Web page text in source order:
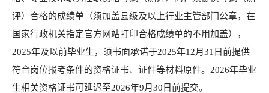
评）合格的成绩单（须加盖县级及以上行业主管部门公章，在
国家行政机关指定官方网站打印合格成绩单的不用加盖），
2025年及以前毕业生，须书面承诺于2025年12月31日前提供
符合岗位报考条件的资格证书、证件等材料原件。2026年毕业
生相关资格证书可延迟至2026年9月30日前提交。